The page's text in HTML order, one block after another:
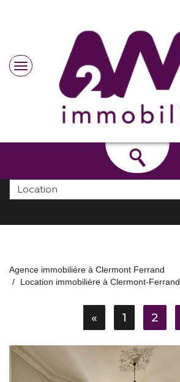
Location
Agence immobilière à Clermont Ferrand
Location immobilière à Clermont-Ferrand
« 1 2